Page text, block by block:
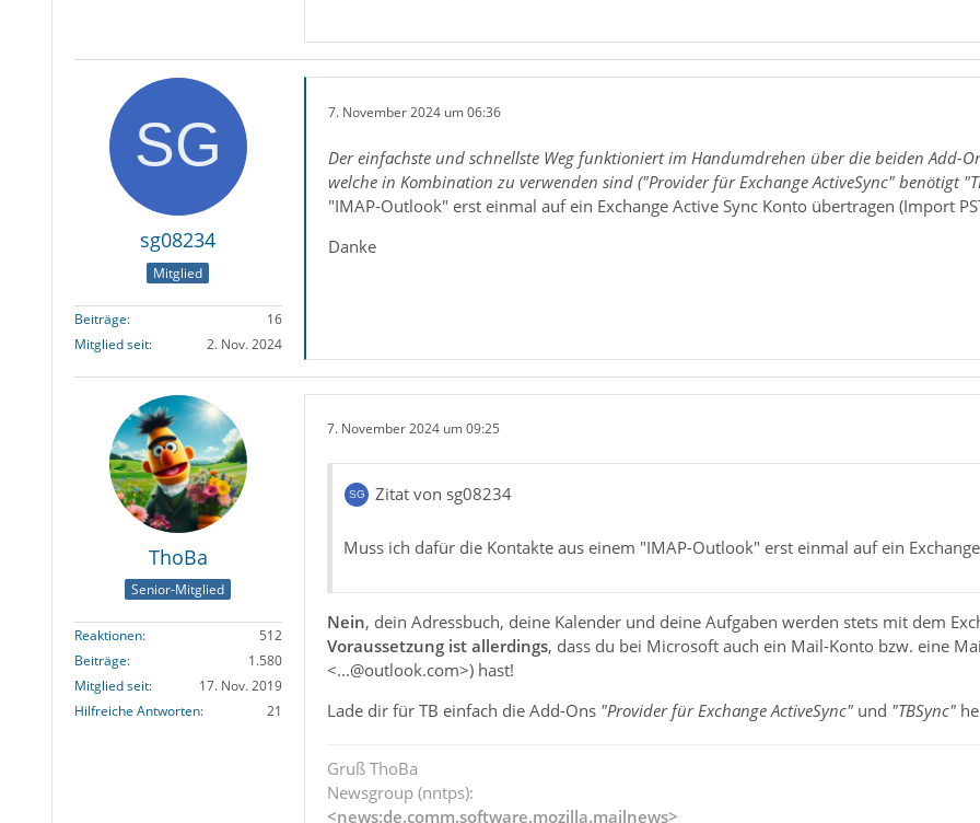
sg08234
Mitglied
Beiträge
16
Mitglied seit
2. Nov. 2024
7. November 2024 um 06:36
Der einfachste und schnellste Weg funktioniert im Handumdrehen über die beiden Add-
welche in Kombination zu verwenden sind ("Provider für Exchange ActiveSync" benötigt
"IMAP-Outlook" erst einmal auf ein Exchange Active Sync Konto übertragen (Import
Danke
ThoBa
Senior-Mitglied
Reaktionen
512
Beiträge
1.580
Mitglied seit
17. Nov. 2019
Hilfreiche Antworten
21
7. November 2024 um 09:25
Zitat von sg08234
Muss ich dafür die Kontakte aus einem "IMAP-Outlook" erst einmal auf ein
Nein, dein Adressbuch, deine Kalender und deine Aufgaben werden stets mit dem
Voraussetzung ist allerdings, dass du bei Microsoft auch ein Mail-Konto bzw. eine
<...@outlook.com>) hast!
Lade dir für TB einfach die Add-Ons "Provider für Exchange ActiveSync" und "TBSync"
Gruß ThoBa
Newsgroup (nntps):
<news:de.comm.software.mozilla.mailnews>